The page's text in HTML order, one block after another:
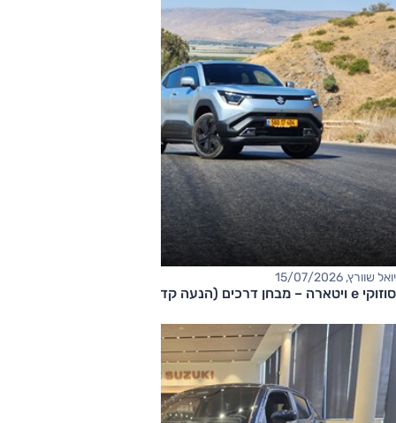
יואל שוורץ, 15/07/2026
סוזוקי e ויטארה – מבחן דרכים (הנעה קדמית)